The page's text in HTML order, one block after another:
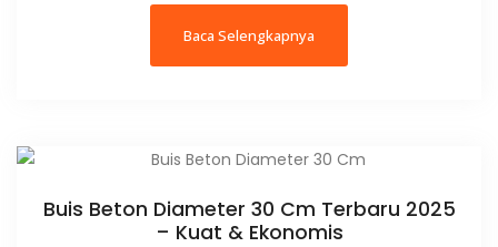
Baca Selengkapnya
Buis Beton Diameter 30 Cm Terbaru 2025
– Kuat & Ekonomis